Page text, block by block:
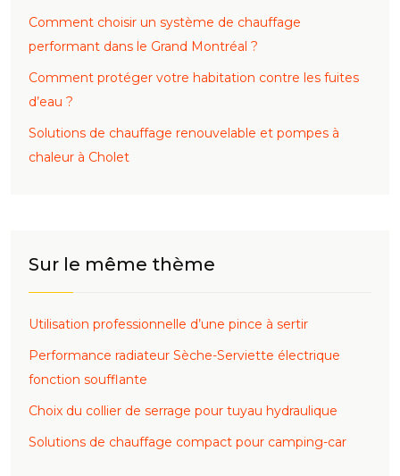
Comment choisir un système de chauffage
performant dans le Grand Montréal ?
Comment protéger votre habitation contre les fuites
d’eau ?
Solutions de chauffage renouvelable et pompes à
chaleur à Cholet
Sur le même thème
Utilisation professionnelle d’une pince à sertir
Performance radiateur Sèche-Serviette électrique
fonction soufflante
Choix du collier de serrage pour tuyau hydraulique
Solutions de chauffage compact pour camping-car